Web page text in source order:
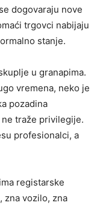
dogovaraju nove
trgovci nabijaju
stanje.
u granapima.
vremena, neko je
pozadina
traže privilegije.
profesionalci, a
registarske
zna vozilo, zna